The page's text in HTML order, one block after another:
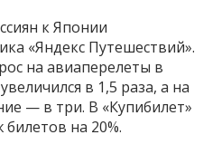
к Японии
«Яндекс Путешествий».
на авиаперелеты в
в 1,5 раза, а на
— в три. В «Купибилет»
на 20%.